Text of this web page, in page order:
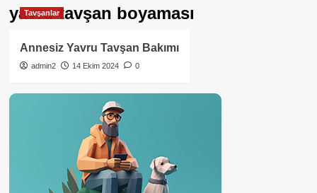
yavru tavşan boyaması
Tavşanlar
Annesiz Yavru Tavşan Bakımı
admin2 14 Ekim 2024 0